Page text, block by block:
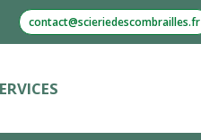
contact@scieriedescombrailles.fr